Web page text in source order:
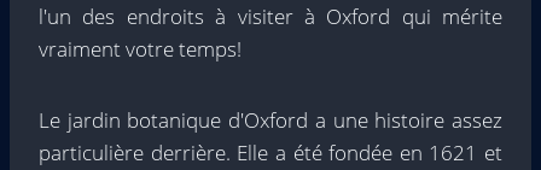
l'un des endroits à visiter à Oxford qui mérite
vraiment votre temps!
Le jardin botanique d'Oxford a une histoire assez
particulière derrière. Elle a été fondée en 1621 et